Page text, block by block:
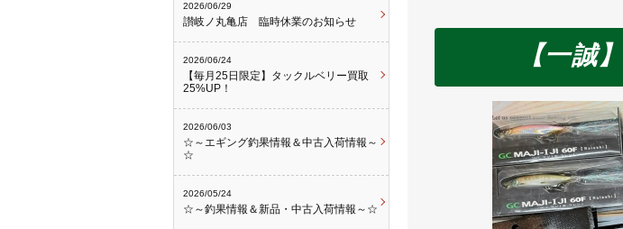
【一誠】
2026/06/29
讃岐ノ丸亀店 臨時休業のお知らせ
2026/06/24
【毎月25日限定】タックルベリー買取
25%UP！
2026/06/03
☆～エギング釣果情報＆中古入荷情報～
☆
2026/05/24
☆～釣果情報＆新品・中古入荷情報～☆